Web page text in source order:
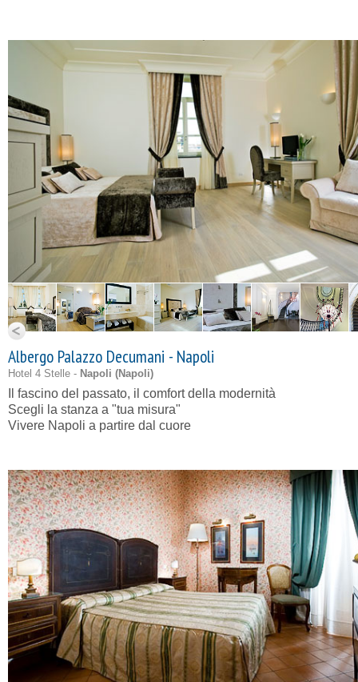
Albergo Palazzo Decumani - Napoli
Hotel 4 Stelle - Napoli (Napoli)
Il fascino del passato, il comfort della modernità
Scegli la stanza a "tua misura"
Vivere Napoli a partire dal cuore